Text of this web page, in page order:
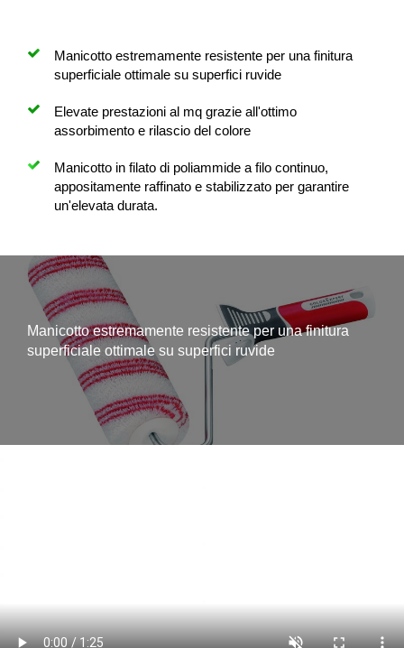
Manicotto estremamente resistente per una finitura
superficiale ottimale su superfici ruvide
Elevate prestazioni al mq grazie all'ottimo
assorbimento e rilascio del colore
Manicotto in filato di poliammide a filo continuo,
appositamente raffinato e stabilizzato per garantire
un'elevata durata.
Manicotto estremamente resistente per una finitura
superficiale ottimale su superfici ruvide